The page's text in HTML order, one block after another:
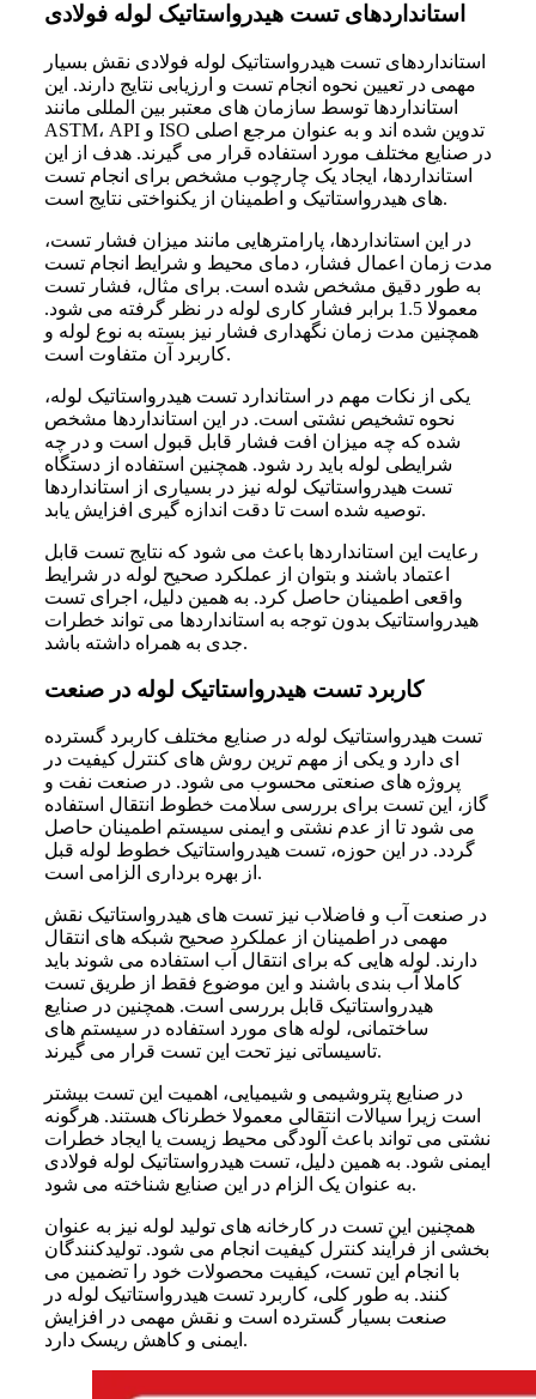
استانداردهای تست هیدرواستاتیک لوله فولادی
استانداردهای تست هیدرواستاتیک لوله فولادی نقش بسیار
مهمی در تعیین نحوه انجام تست و ارزیابی نتایج دارند. این
استانداردها توسط سازمان های معتبر بین المللی مانند
ASTM، API و ISO تدوین شده اند و به عنوان مرجع اصلی
در صنایع مختلف مورد استفاده قرار می گیرند. هدف از این
استانداردها، ایجاد یک چارچوب مشخص برای انجام تست
های هیدرواستاتیک و اطمینان از یکنواختی نتایج است.
در این استانداردها، پارامترهایی مانند میزان فشار تست،
مدت زمان اعمال فشار، دمای محیط و شرایط انجام تست
به طور دقیق مشخص شده است. برای مثال، فشار تست
معمولا 1.5 برابر فشار کاری لوله در نظر گرفته می شود.
همچنین مدت زمان نگهداری فشار نیز بسته به نوع لوله و
کاربرد آن متفاوت است.
یکی از نکات مهم در استاندارد تست هیدرواستاتیک لوله،
نحوه تشخیص نشتی است. در این استانداردها مشخص
شده که چه میزان افت فشار قابل قبول است و در چه
شرایطی لوله باید رد شود. همچنین استفاده از دستگاه
تست هیدرواستاتیک لوله نیز در بسیاری از استانداردها
توصیه شده است تا دقت اندازه گیری افزایش یابد.
رعایت این استانداردها باعث می شود که نتایج تست قابل
اعتماد باشند و بتوان از عملکرد صحیح لوله در شرایط
واقعی اطمینان حاصل کرد. به همین دلیل، اجرای تست
هیدرواستاتیک بدون توجه به استانداردها می تواند خطرات
جدی به همراه داشته باشد.
کاربرد تست هیدرواستاتیک لوله در صنعت
تست هیدرواستاتیک لوله در صنایع مختلف کاربرد گسترده
ای دارد و یکی از مهم ترین روش های کنترل کیفیت در
پروژه های صنعتی محسوب می شود. در صنعت نفت و
گاز، این تست برای بررسی سلامت خطوط انتقال استفاده
می شود تا از عدم نشتی و ایمنی سیستم اطمینان حاصل
گردد. در این حوزه، تست هیدرواستاتیک خطوط لوله قبل
از بهره برداری الزامی است.
در صنعت آب و فاضلاب نیز تست های هیدرواستاتیک نقش
مهمی در اطمینان از عملکرد صحیح شبکه های انتقال
دارند. لوله هایی که برای انتقال آب استفاده می شوند باید
کاملا آب بندی باشند و این موضوع فقط از طریق تست
هیدرواستاتیک قابل بررسی است. همچنین در صنایع
ساختمانی، لوله های مورد استفاده در سیستم های
تاسیساتی نیز تحت این تست قرار می گیرند.
در صنایع پتروشیمی و شیمیایی، اهمیت این تست بیشتر
است زیرا سیالات انتقالی معمولا خطرناک هستند. هرگونه
نشتی می تواند باعث آلودگی محیط زیست یا ایجاد خطرات
ایمنی شود. به همین دلیل، تست هیدرواستاتیک لوله فولادی
به عنوان یک الزام در این صنایع شناخته می شود.
همچنین این تست در کارخانه های تولید لوله نیز به عنوان
بخشی از فرآیند کنترل کیفیت انجام می شود. تولیدکنندگان
با انجام این تست، کیفیت محصولات خود را تضمین می
کنند. به طور کلی، کاربرد تست هیدرواستاتیک لوله در
صنعت بسیار گسترده است و نقش مهمی در افزایش
ایمنی و کاهش ریسک دارد.